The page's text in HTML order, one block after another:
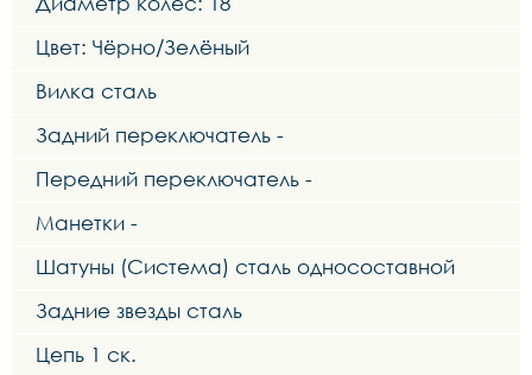
Цвет: Чёрно/Зелёный
Вилка сталь
Задний переключатель -
Передний переключатель -
Манетки -
Шатуны (Система) сталь односоставной
Задние звезды сталь
Цепь 1 ск.